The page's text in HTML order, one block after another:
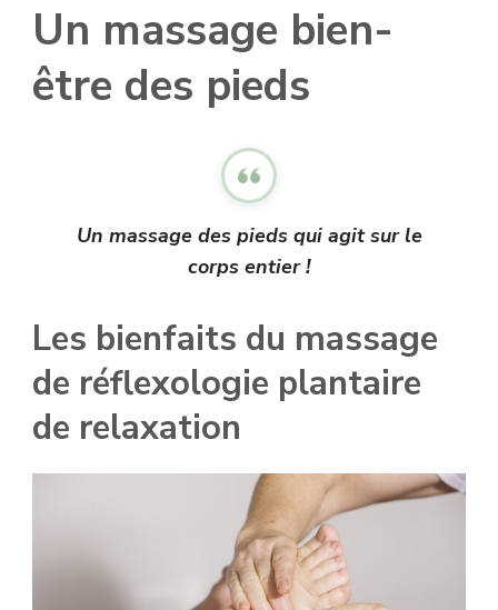
Un massage bien-
être des pieds
Un massage des pieds qui agit sur le
corps entier !
Les bienfaits du massage
de réflexologie plantaire
de relaxation